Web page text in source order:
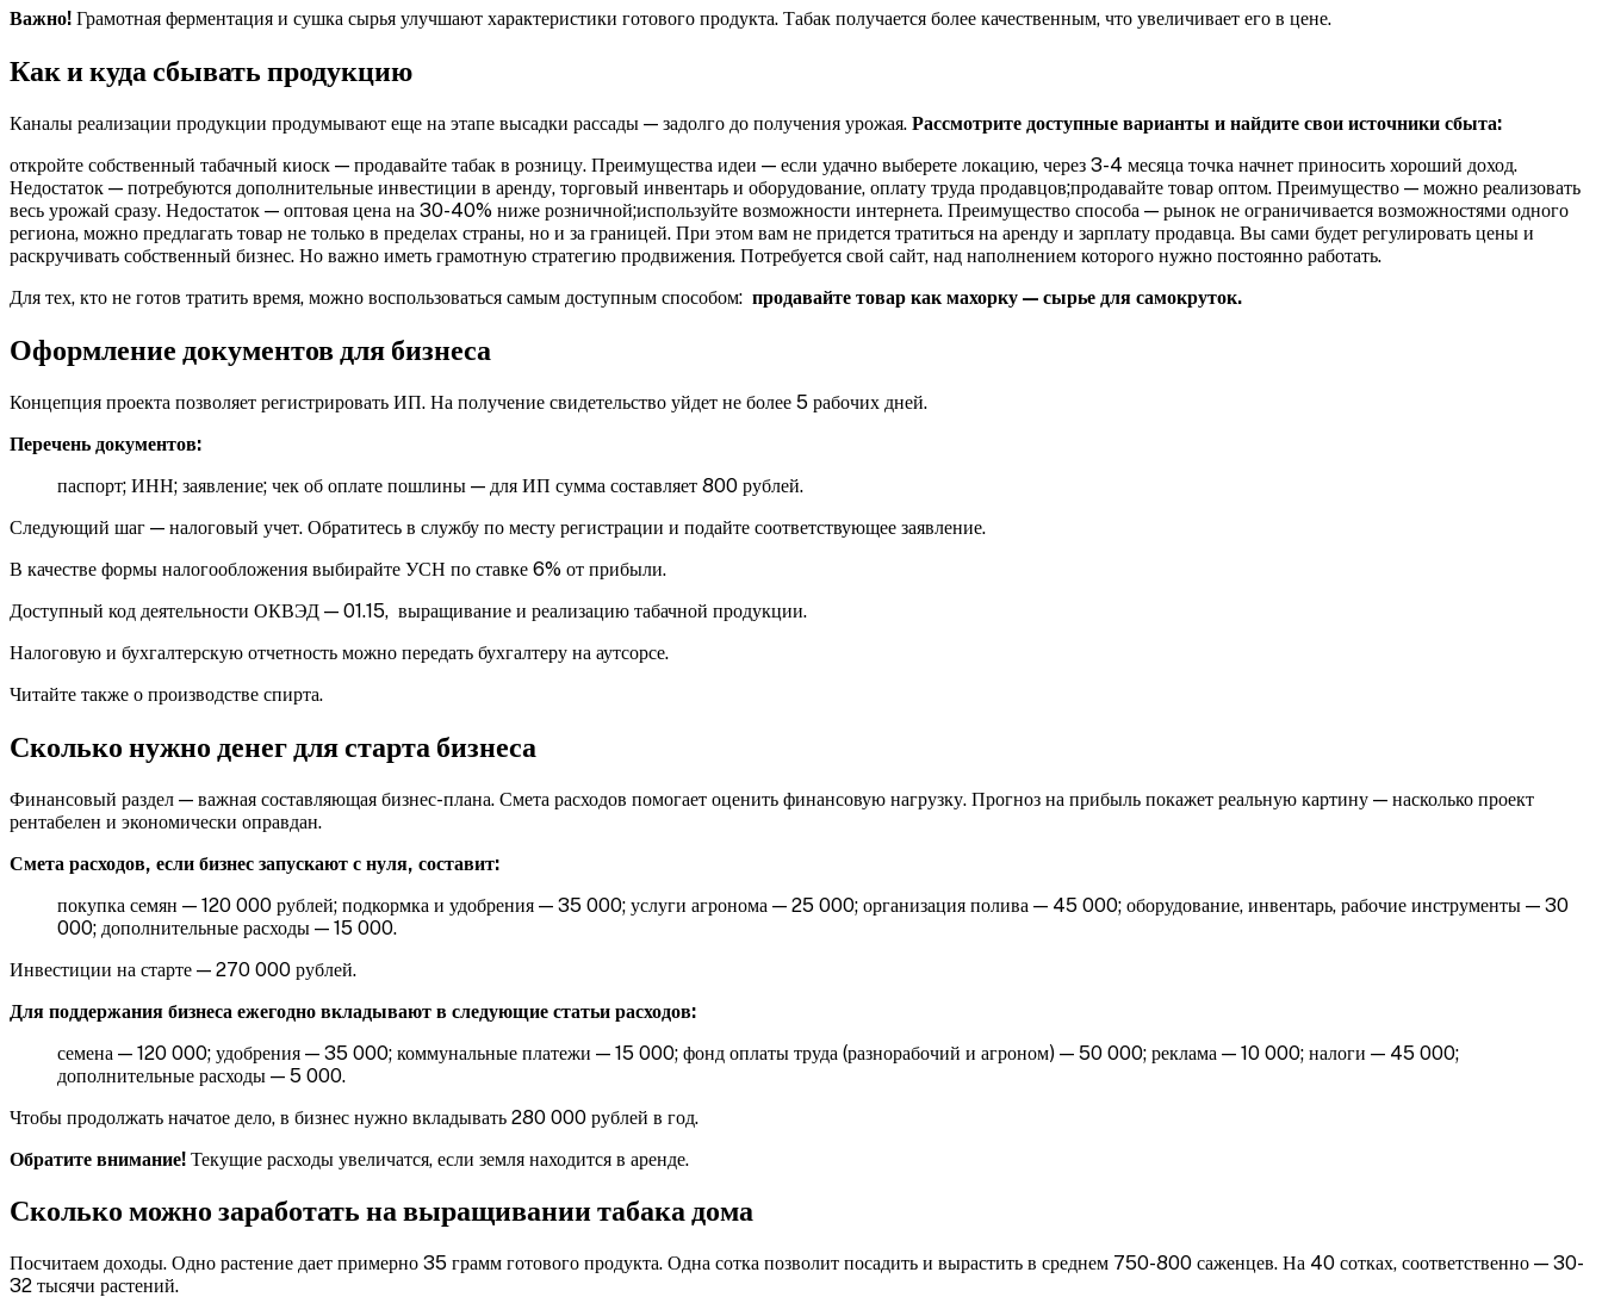
Важно! Грамотная ферментация и сушка сырья улучшают характеристики готового продукта. Табак получается более качественным, что увеличивает его в цене.
Как и куда сбывать продукцию
Каналы реализации продукции продумывают еще на этапе высадки рассады — задолго до получения урожая. Рассмотрите доступные варианты и найдите свои источники сбыта:
откройте собственный табачный киоск — продавайте табак в розницу. Преимущества идеи — если удачно выберете локацию, через 3-4 месяца точка начнет приносить хороший доход.
Недостаток — потребуются дополнительные инвестиции в аренду, торговый инвентарь и оборудование, оплату труда продавцов;продавайте товар оптом. Преимущество — можно реализовать
весь урожай сразу. Недостаток — оптовая цена на 30-40% ниже розничной;используйте возможности интернета. Преимущество способа — рынок не ограничивается возможностями одного
региона, можно предлагать товар не только в пределах страны, но и за границей. При этом вам не придется тратиться на аренду и зарплату продавца. Вы сами будет регулировать цены и
раскручивать собственный бизнес. Но важно иметь грамотную стратегию продвижения. Потребуется свой сайт, над наполнением которого нужно постоянно работать.
Для тех, кто не готов тратить время, можно воспользоваться самым доступным способом: продавайте товар как махорку — сырье для самокруток.
Оформление документов для бизнеса
Концепция проекта позволяет регистрировать ИП. На получение свидетельство уйдет не более 5 рабочих дней.
Перечень документов:
паспорт; ИНН; заявление; чек об оплате пошлины — для ИП сумма составляет 800 рублей.
Следующий шаг — налоговый учет. Обратитесь в службу по месту регистрации и подайте соответствующее заявление.
В качестве формы налогообложения выбирайте УСН по ставке 6% от прибыли.
Доступный код деятельности ОКВЭД — 01.15, выращивание и реализацию табачной продукции.
Налоговую и бухгалтерскую отчетность можно передать бухгалтеру на аутсорсе.
Читайте также о производстве спирта.
Сколько нужно денег для старта бизнеса
Финансовый раздел — важная составляющая бизнес-плана. Смета расходов помогает оценить финансовую нагрузку. Прогноз на прибыль покажет реальную картину — насколько проект
рентабелен и экономически оправдан.
Смета расходов, если бизнес запускают с нуля, составит:
покупка семян — 120 000 рублей; подкормка и удобрения — 35 000; услуги агронома — 25 000; организация полива — 45 000; оборудование, инвентарь, рабочие инструменты — 30
000; дополнительные расходы — 15 000.
Инвестиции на старте — 270 000 рублей.
Для поддержания бизнеса ежегодно вкладывают в следующие статьи расходов:
семена — 120 000; удобрения — 35 000; коммунальные платежи — 15 000; фонд оплаты труда (разнорабочий и агроном) — 50 000; реклама — 10 000; налоги — 45 000;
дополнительные расходы — 5 000.
Чтобы продолжать начатое дело, в бизнес нужно вкладывать 280 000 рублей в год.
Обратите внимание! Текущие расходы увеличатся, если земля находится в аренде.
Сколько можно заработать на выращивании табака дома
Посчитаем доходы. Одно растение дает примерно 35 грамм готового продукта. Одна сотка позволит посадить и вырастить в среднем 750-800 саженцев. На 40 сотках, соответственно — 30-
32 тысячи растений.